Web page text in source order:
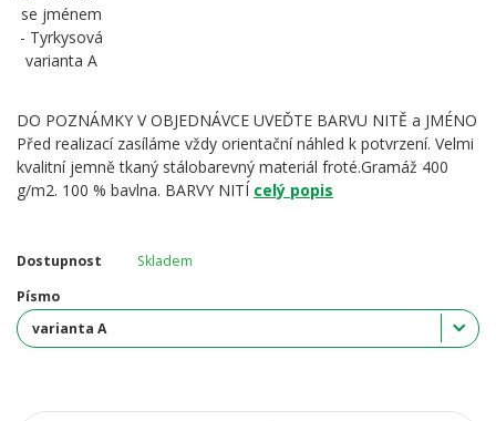
DO POZNÁMKY V OBJEDNÁVCE UVEĎTE BARVU NITĚ a JMÉNO
Před realizací zasíláme vždy orientační náhled k potvrzení. Velmi
kvalitní jemně tkaný stálobarevný materiál froté.Gramáž 400
g/m2. 100 % bavlna. BARVY NITÍ celý popis
Dostupnost
Skladem
Písmo